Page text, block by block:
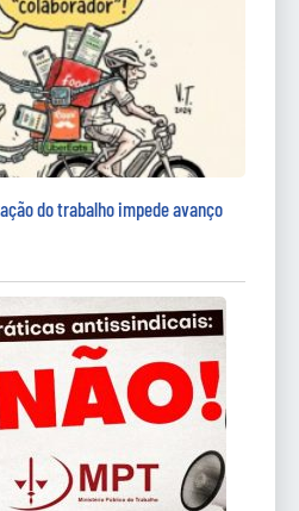
do trabalho impede avanço